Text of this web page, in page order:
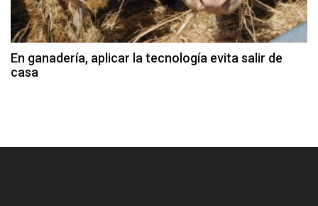
En ganadería, aplicar la tecnología evita salir de
casa